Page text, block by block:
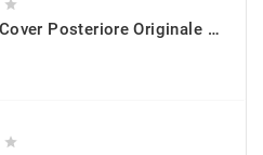

Adesivo Cover Posteriore Originale Galaxy A40 (SM-A405)
